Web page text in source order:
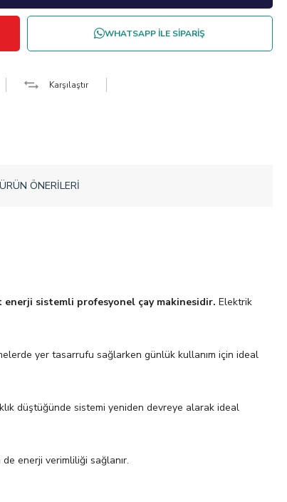
WHATSAPP İLE SİPARİŞ
Karşılaştır
ÜRÜN ÖNERILERI
sistemli profesyonel çay makinesidir. Elektrik
yer tasarrufu sağlarken günlük kullanım için ideal
düştüğünde sistemi yeniden devreye alarak ideal
de enerji verimliliği sağlanır.